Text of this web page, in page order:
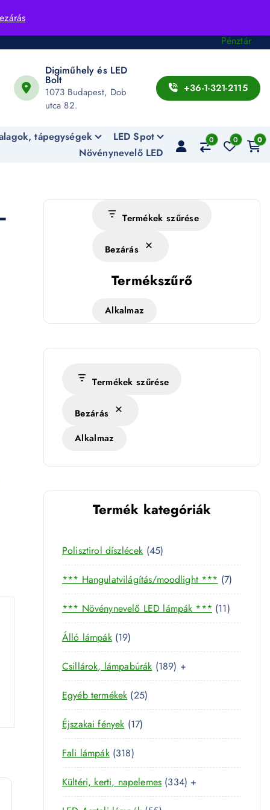
Pénztár
Digiműhely és LED
Bolt
1073 Budapest, Dob
utca 82.
+36-1-321-2115
tápegységek
LED Spot
Növénynevelő LED
0 0 0
Termékek szűrése
Bezárás
Termékszűrő
Alkalmaz
Termékek szűrése
Bezárás
Alkalmaz
Termék kategóriák
Polisztirol díszlécek 454
5
t
e
r
k
*** Hangulatvilágítás/moodlight *** 77
t
e
r
*** Növénynevelő LED lámpák *** 111
1
e
Álló lámpák 191
9
t
e
r
m
é
k
Csillárok, lámpabúrák 1891
8
t
é
k
+
Egyéb termékek 252
5
e
Éjszakai fények 171
7
e
r
m
Fali lámpák 3183
1
8
t
Kültéri, kerti, napelemes 3343
3
+